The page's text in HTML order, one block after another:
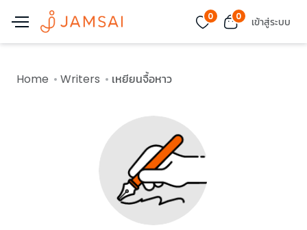
0 0 เข้าสู่ระบบ
Home Writers เหยียนจื้อหาว